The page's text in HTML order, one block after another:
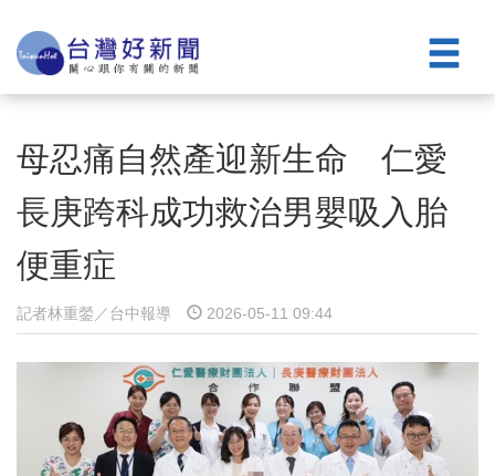
母忍痛自然產迎新生命 仁愛
長庚跨科成功救治男嬰吸入胎
便重症
記者林重鎣／台中報導 2026-05-11 09:44